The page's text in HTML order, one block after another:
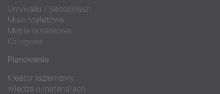
Umywalki / SensoWash
Miski toaletowe
Meble łazienkowe
Kategorie
Planowanie
Kreator łazienkowy
Wiedza o materiałach